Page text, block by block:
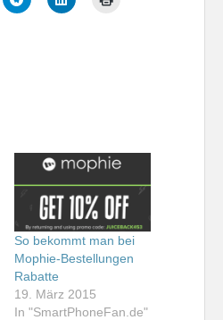
So bekommt man bei
Mophie-Bestellungen
Rabatte
19. März 2015
In "SmartPhoneFan.de"